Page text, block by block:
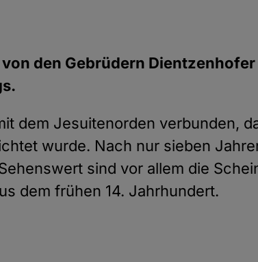
den Gebrüdern
dem Jesuitenorden verbunden,
wurde. Nach nur sieben
sind vor allem die
dem frühen 14. Jahrhundert.